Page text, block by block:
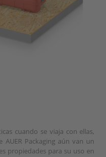
cuando se viaja con ellas,
AUER Packaging aún van un
propiedades para su uso en